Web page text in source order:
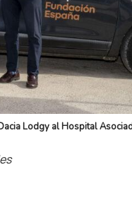
Lodgy al Hospital